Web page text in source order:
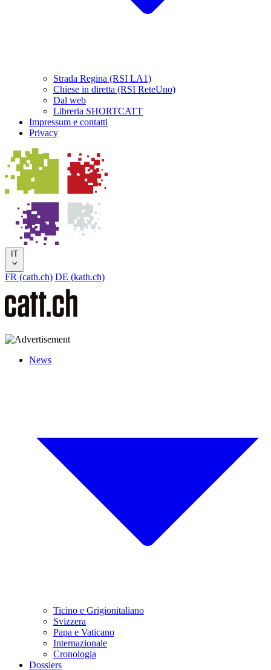
Strada Regina (RSI LA1)
Chiese in diretta (RSI ReteUno)
Dal web
Libreria SHORTCATT
Impressum e contatti
Privacy
IT
FR (cath.ch) DE (kath.ch)
News
Ticino e Grigionitaliano
Svizzera
Papa e Vaticano
Internazionale
Cronologia
Dossiers